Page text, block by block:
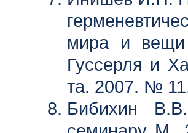
мира и вещи
Гуссерля и
та. 2007. №
Бибихин